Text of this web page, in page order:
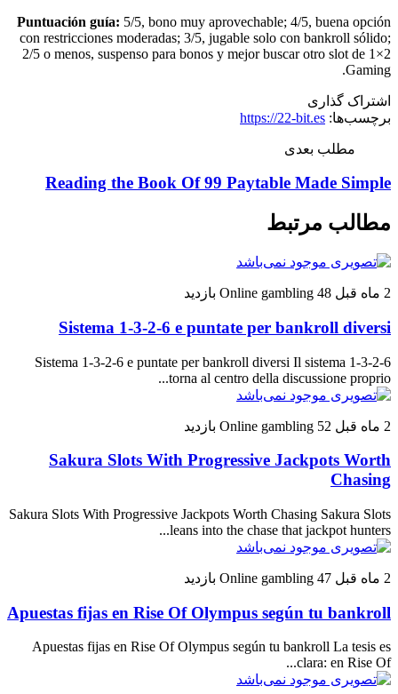
Puntuación guía: 5/5, bono muy aprovechable; 4/5, buena opción
con restricciones moderadas; 3/5, jugable solo con bankroll sólido;
2/5 o menos, suspenso para bonos y mejor buscar otro slot de 1×2
Gaming.
اشتراک گذاری
برچسب‌ها: https://22-bit.es
مطلب بعدی
Reading the Book Of 99 Paytable Made Simple
مطالب مرتبط
2 ماه قبل Online gambling 48 بازدید
Sistema 1-3-2-6 e puntate per bankroll diversi
Sistema 1-3-2-6 e puntate per bankroll diversi Il sistema 1-3-2-6
torna al centro della discussione proprio...
2 ماه قبل Online gambling 52 بازدید
Sakura Slots With Progressive Jackpots Worth
Chasing
Sakura Slots With Progressive Jackpots Worth Chasing Sakura Slots
leans into the chase that jackpot hunters...
2 ماه قبل Online gambling 47 بازدید
Apuestas fijas en Rise Of Olympus según tu bankroll
Apuestas fijas en Rise Of Olympus según tu bankroll La tesis es
clara: en Rise Of...